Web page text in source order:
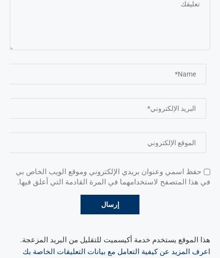
حفظ اسمي وعنوان بريدي الإلكتروني وموقع الويب الخاص بي
في هذا المتصفح لاستخدامهما في المرة القادمة التي أعلق فيها.
هذا الموقع يستخدم خدمة أكيسميت للتقليل من البريد المزعجة.
اعرف المزيد عن كيفية التعامل مع بيانات التعليقات الخاصة بك